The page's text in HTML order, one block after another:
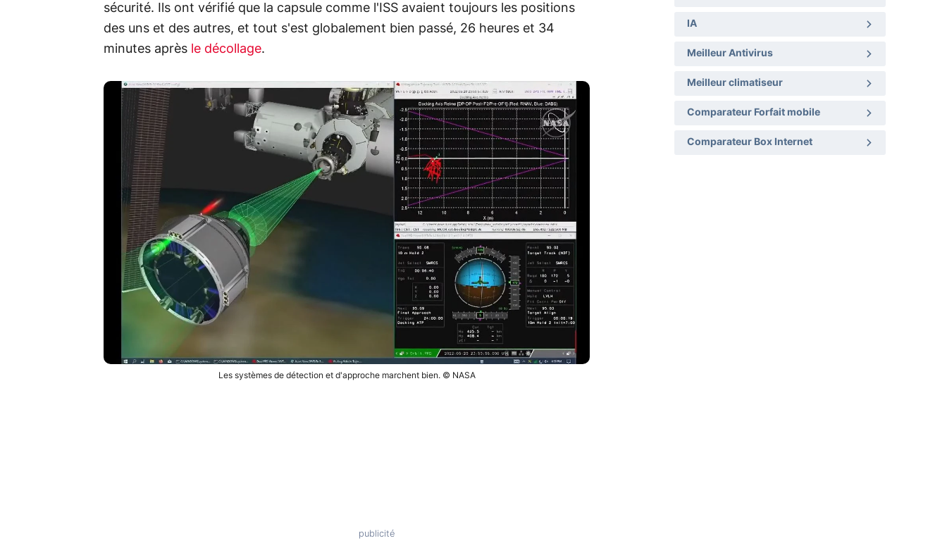
sécurité. Ils ont vérifié que la capsule comme l'ISS avaient toujours les positions
des uns et des autres, et tout s'est globalement bien passé, 26 heures et 34
minutes après le décollage.
Les systèmes de détection et d'approche marchent bien. © NASA
IA
Meilleur Antivirus
Meilleur climatiseur
Comparateur Forfait mobile
Comparateur Box Internet